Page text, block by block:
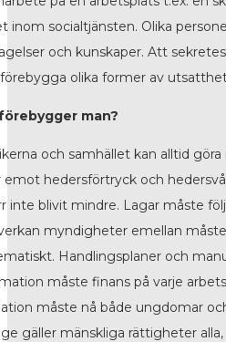
inom socialtjänsten. Olika
och kunskaper. Att
olika former av
man?
och samhället kan alltid
emot hedersförtryck och
inte blivit mindre. Lagar måste
myndigheter emellan
Handlingsplaner och
måste finans på varje
måste nå både ungdomar
gäller mänskliga rättigheter